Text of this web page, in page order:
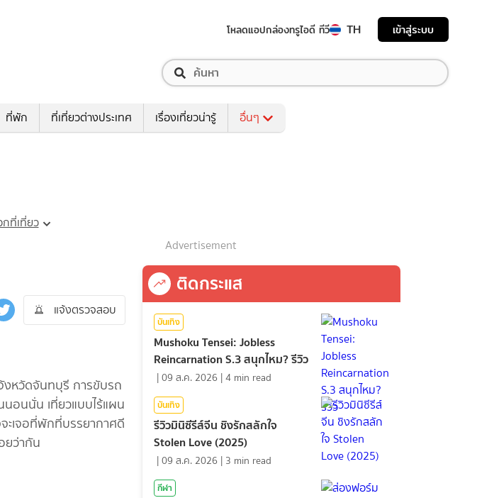
โหลดแอปกล่องทรูไอดี ทีวี TH เข้าสู่ระบบ
ที่พัก ที่เที่ยวต่างประเทศ เรื่องเที่ยวน่ารู้ อื่นๆ
กที่เที่ยว
แจ้งตรวจสอบ
งหวัดจันทบุรี การขับรถ
นอนนั่น เที่ยวแบบไร้แผน
ะเจอที่พักที่บรรยากาศดี
ยว่ากัน
Advertisement
ติดกระแส
บันเทิง
Mushoku Tensei: Jobless
Reincarnation S.3 สนุกไหม? รีวิว
|09 ส.ค. 2026 |4 min read
บันเทิง
รีวิวมินิซีรีส์จีน ชิงรักสลักใจ
Stolen Love (2025)
|09 ส.ค. 2026 | 3 min read
กีฬา